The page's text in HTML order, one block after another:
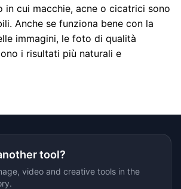
in cui macchie, acne o cicatrici sono
Anche se funziona bene con la
immagini, le foto di qualità
i risultati più naturali e
tool?
video and creative tools in the